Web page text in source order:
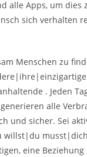
alle Apps, um dies
sich verhalten
Menschen zu
. Jeden
alle
und sicher. Sei
willst|du
eine